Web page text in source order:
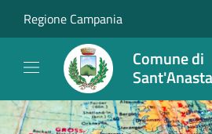
Regione Campania
Comune di